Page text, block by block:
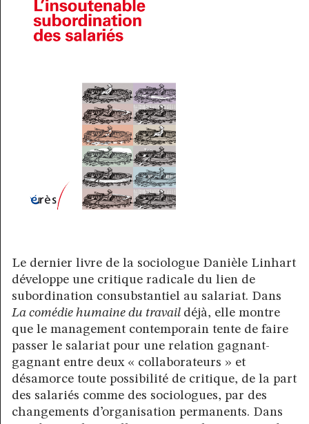
Le dernier livre de la sociologue Danièle Linhart
développe une critique radicale du lien de
subordination consubstantiel au salariat. Dans
La comédie humaine du travail déjà, elle montre
que le management contemporain tente de faire
passer le salariat pour une relation gagnant-
gagnant entre deux « collaborateurs » et
désamorce toute possibilité de critique, de la part
des salariés comme des sociologues, par des
changements d’organisation permanents. Dans